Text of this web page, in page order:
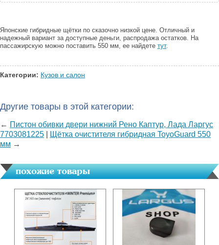
Японские гибридные щётки по сказочно низкой цене. Отличный и
надежный вариант за доступные деньги, распродажа остатков. На
пассажирскую можно поставить 550 мм, ее найдете тут.
Категории: Кузов и салон
Другие товары в этой категории:
← Пистон обивки двери нижний Рено Каптур, Лада Ларгус
7703081225
Щётка очистителя гибридная ToyoGuard 550
мм →
похожие товары